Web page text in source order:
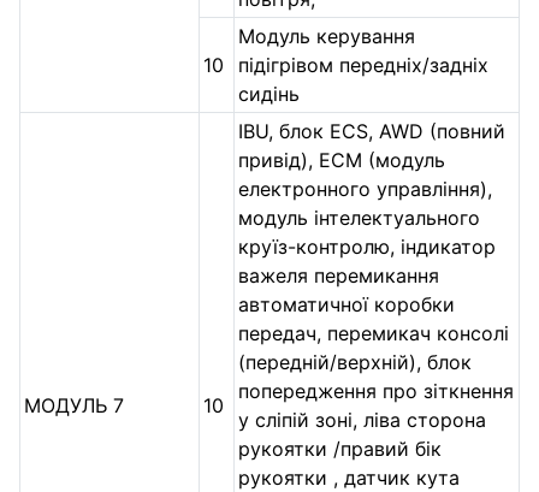
10
Модуль керування
підігрівом передніх/задніх
сидінь
МОДУЛЬ 7 10
IBU, блок ECS, AWD (повний
привід), ECM (модуль
електронного управління),
модуль інтелектуального
круїз-контролю, індикатор
важеля перемикання
автоматичної коробки
передач, перемикач консолі
(передній/верхній), блок
попередження про зіткнення
у сліпій зоні, ліва сторона
рукоятки /правий бік
рукоятки , датчик кута